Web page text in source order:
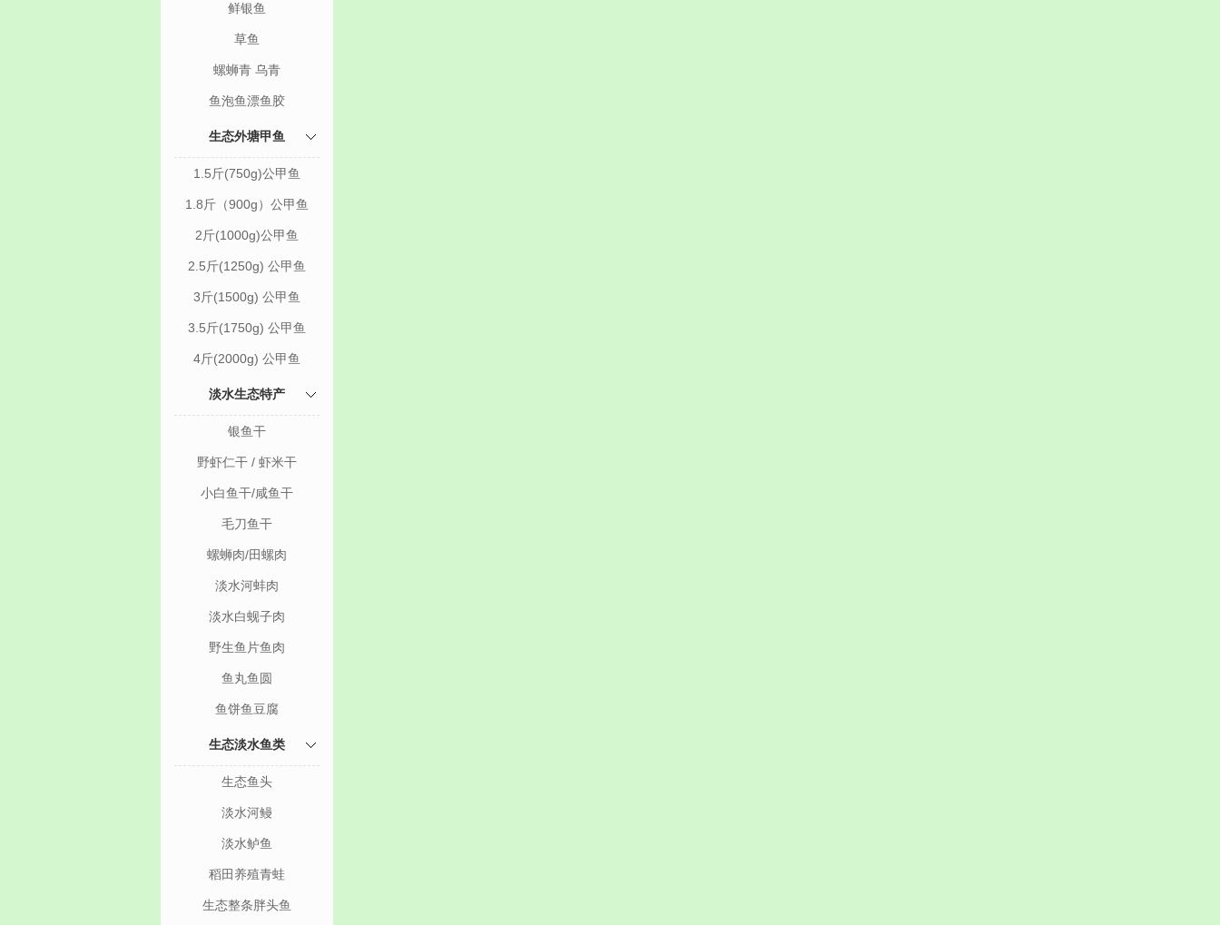
鲜银鱼
草鱼
螺蛳青 乌青
鱼泡鱼漂鱼胶
生态外塘甲鱼
1.5斤(750g)公甲鱼
1.8斤（900g）公甲鱼
2斤(1000g)公甲鱼
2.5斤(1250g) 公甲鱼
3斤(1500g) 公甲鱼
3.5斤(1750g) 公甲鱼
4斤(2000g) 公甲鱼
淡水生态特产
银鱼干
野虾仁干 / 虾米干
小白鱼干/咸鱼干
毛刀鱼干
螺蛳肉/田螺肉
淡水河蚌肉
淡水白蚬子肉
野生鱼片鱼肉
鱼丸鱼圆
鱼饼鱼豆腐
生态淡水鱼类
生态鱼头
淡水河鳗
淡水鲈鱼
稻田养殖青蛙
生态整条胖头鱼